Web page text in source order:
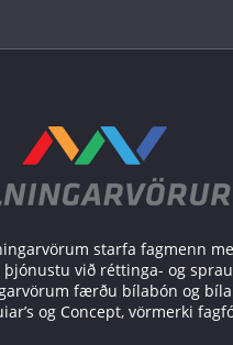
starfa fagmenn
þjónustu við réttinga- og
færðu bílabón og
og Concept, vörmerki